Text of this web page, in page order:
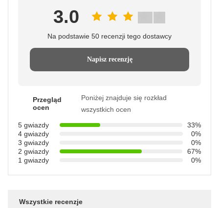
3.0
Na podstawie 50 recenzji tego dostawcy
Napisz recenzję
Przegląd
ocen
Poniżej znajduje się rozkład
wszystkich ocen
5 gwiazdy
33%
4 gwiazdy
0%
3 gwiazdy
0%
2 gwiazdy
67%
1 gwiazdy
0%
Wszystkie recenzje